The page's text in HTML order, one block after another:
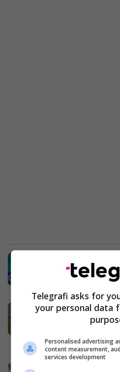
ndaj
Forsberg
në EURO
Telegrafi asks for
your personal data
Personalised advertising
content measurement,
services development